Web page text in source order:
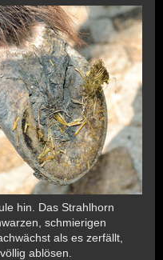
hin. Das Strahlhorn
schmierigen
als es zerfällt,
ablösen.